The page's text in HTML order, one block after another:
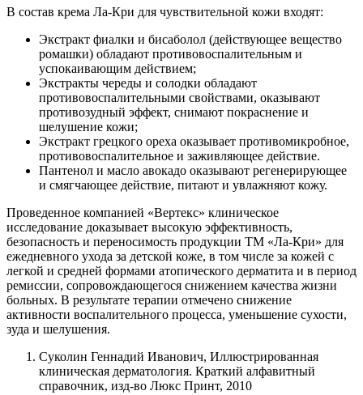
В состав крема Ла-Кри для чувствительной кожи входят:
Экстракт фиалки и бисаболол (действующее вещество
ромашки) обладают противовоспалительным и
успокаивающим действием;
Экстракты череды и солодки обладают
противовоспалительными свойствами, оказывают
противозудный эффект, снимают покраснение и
шелушение кожи;
Экстракт грецкого ореха оказывает противомикробное,
противовоспалительное и заживляющее действие.
Пантенол и масло авокадо оказывают регенерирующее
и смягчающее действие, питают и увлажняют кожу.
Проведенное компанией «Вертекс» клиническое
исследование доказывает высокую эффективность,
безопасность и переносимость продукции ТМ «Ла-Кри» для
ежедневного ухода за детской коже, в том числе за кожей с
легкой и средней формами атопического дерматита и в период
ремиссии, сопровождающегося снижением качества жизни
больных. В результате терапии отмечено снижение
активности воспалительного процесса, уменьшение сухости,
зуда и шелушения.
Суколин Геннадий Иванович, Иллюстрированная
клиническая дерматология. Краткий алфавитный
справочник, изд-во Люкс Принт, 2010